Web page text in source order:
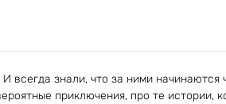
всегда знали, что за ними начинаются
приключения, про те истории,